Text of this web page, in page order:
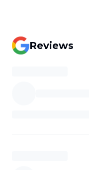
Reviews